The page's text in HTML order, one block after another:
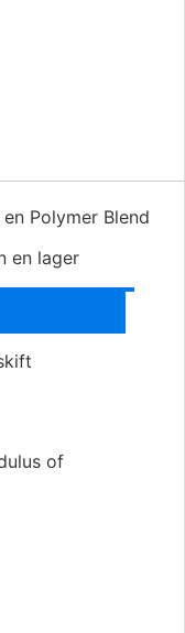
Polymer Blend
en lager
of